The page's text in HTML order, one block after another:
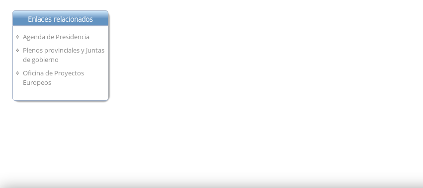
Enlaces relacionados
Agenda de Presidencia
Plenos provinciales y Juntas
de gobierno
Oficina de Proyectos
Europeos